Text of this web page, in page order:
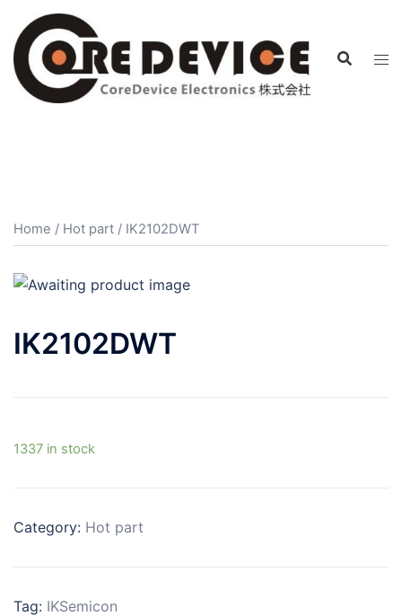
Home / Hot part / IK2102DWT
IK2102DWT
1337 in stock
Category: Hot part
Tag: IKSemicon